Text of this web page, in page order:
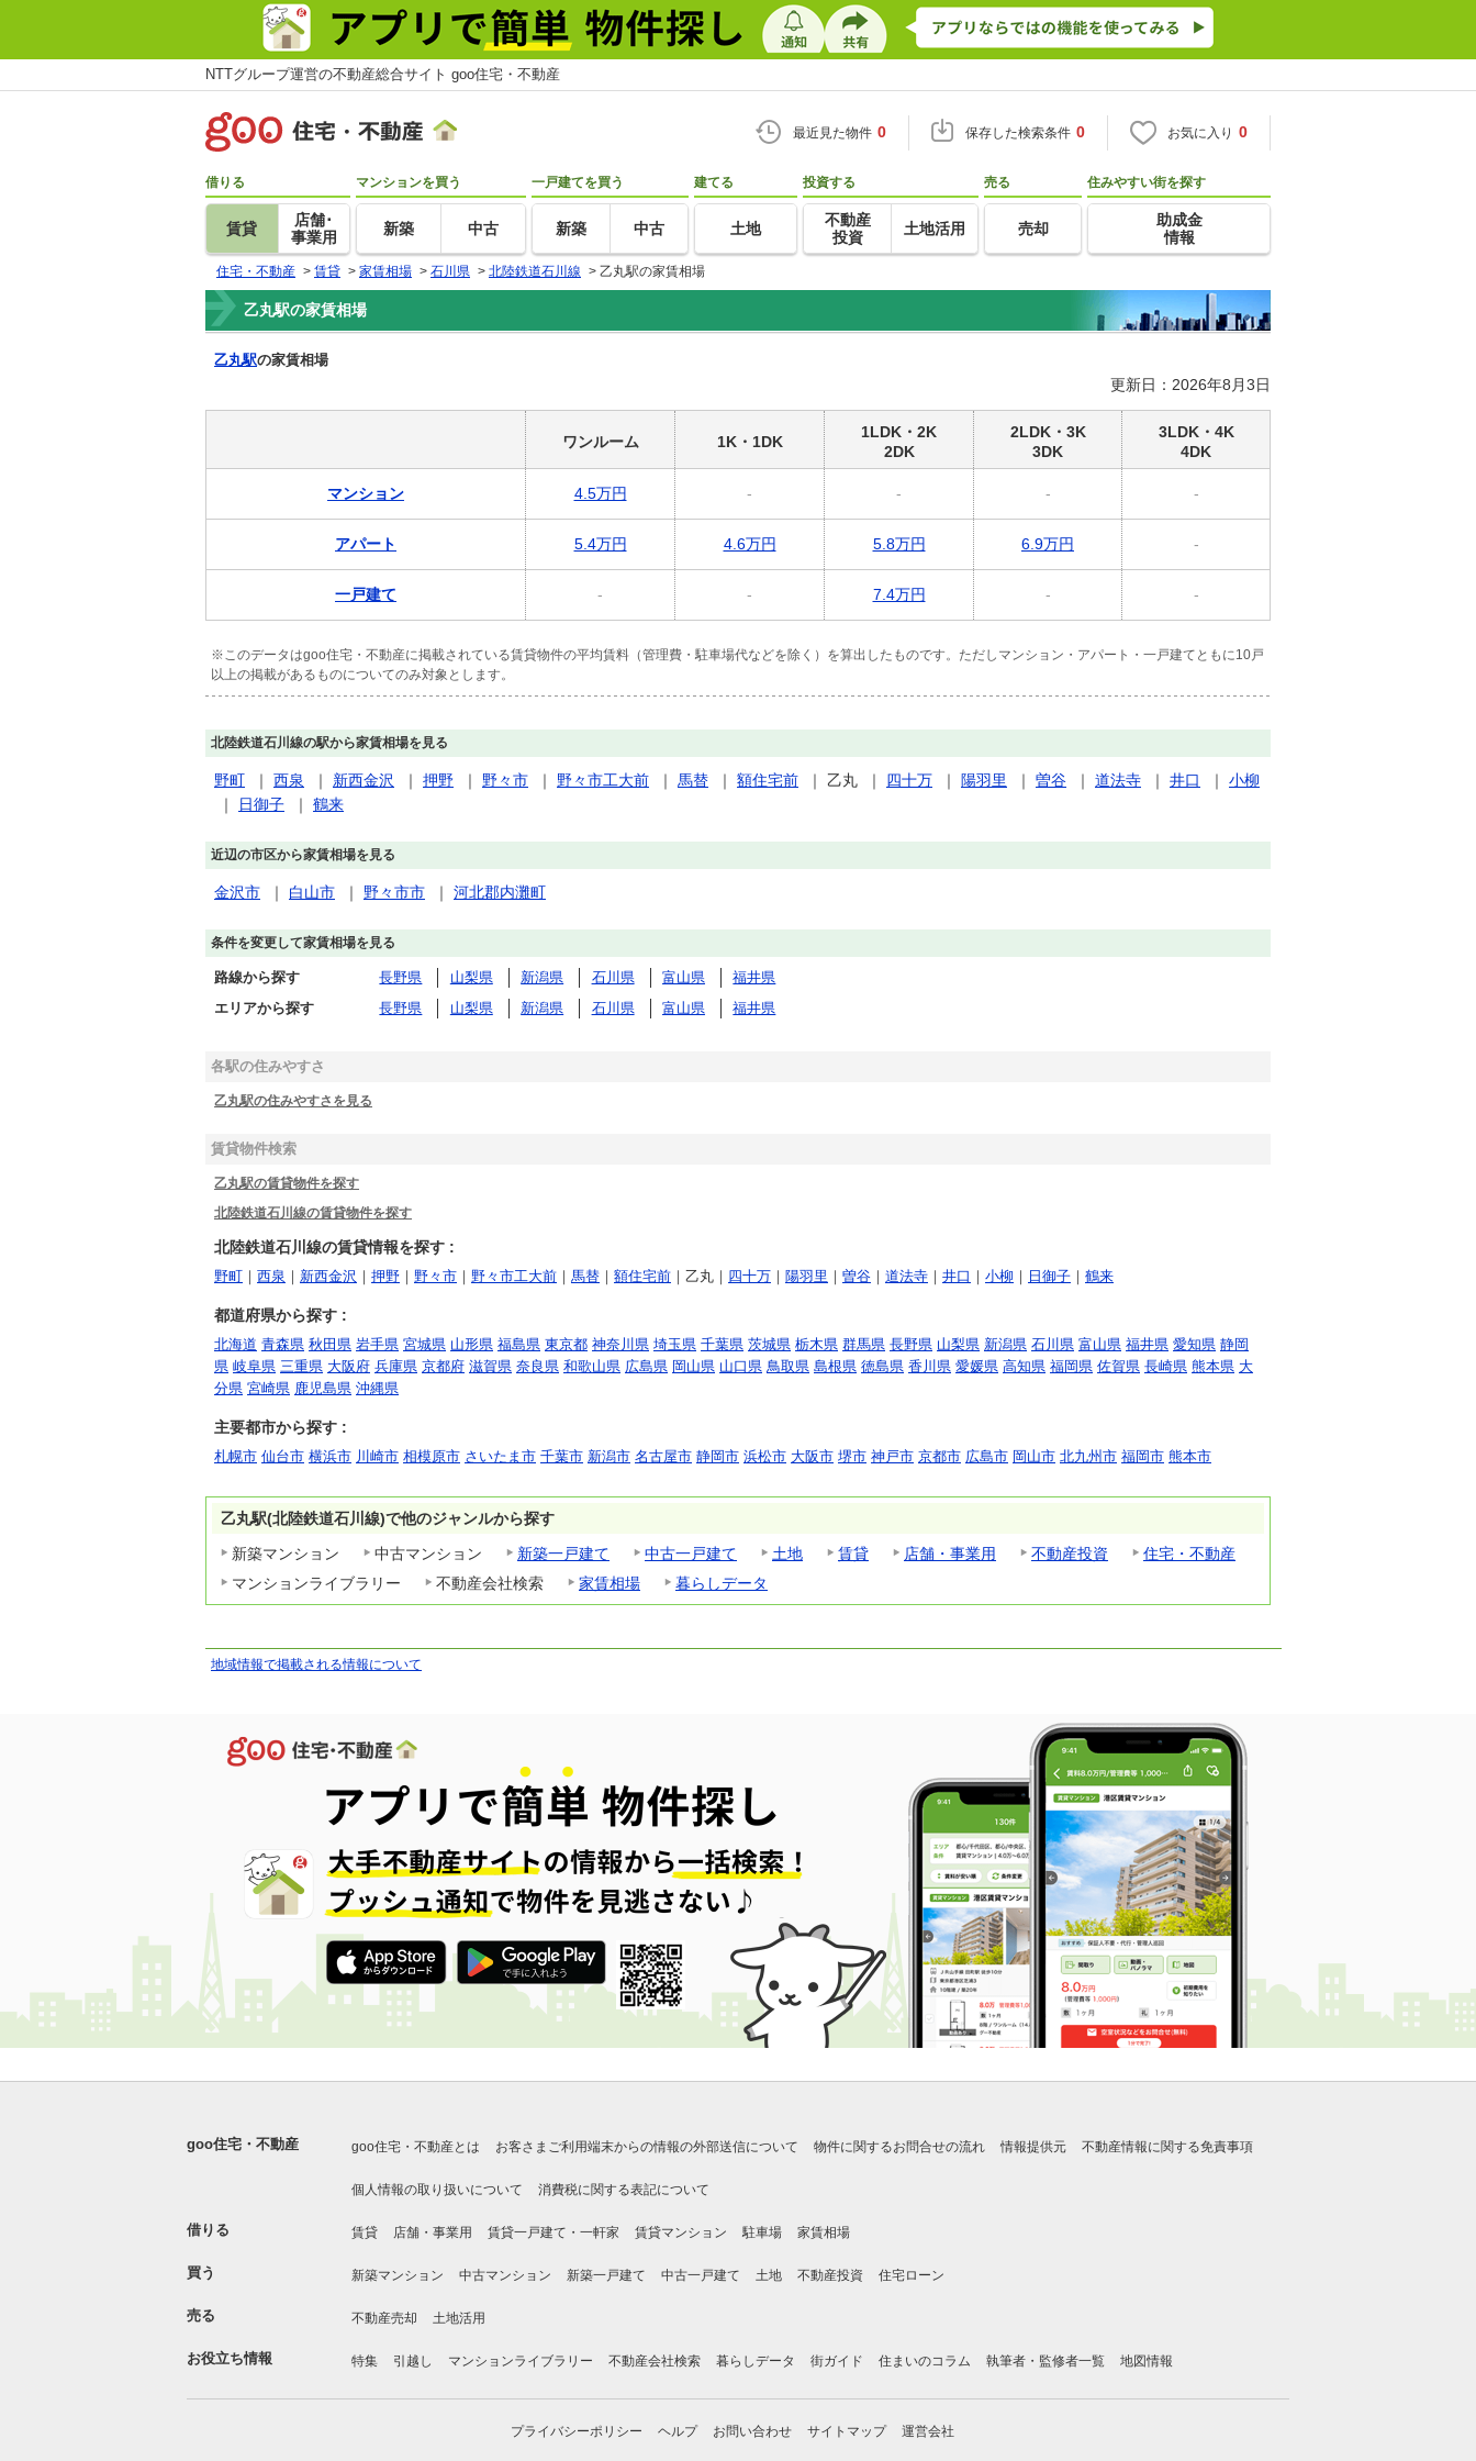
NTTグループ運営の不動産総合サイト goo住宅・不動産
最近見た物件 0 保存した検索条件 0 お気に入り 0
借りる
賃貸
店舗･
事業用
マンションを買う
新築 中古
一戸建てを買う
新築 中古
建てる
土地
投資する
不動産
投資
土地活用
売る
売却
住みやすい街を探す
助成金
情報
住宅・不動産 > 賃貸 > 家賃相場 > 石川県 > 北陸鉄道石川線 > 乙丸駅の家賃相場
乙丸駅の家賃相場
乙丸駅の家賃相場
更新日：2026年8月3日
ワンルーム 1K・1DK
1LDK・2K
2DK
2LDK・3K
3DK
3LDK・4K
4DK
マンション 4.5万円 - - - -
アパート 5.4万円 4.6万円 5.8万円 6.9万円 -
一戸建て - - 7.4万円 - -
※このデータはgoo住宅・不動産に掲載されている賃貸物件の平均賃料（管理費・駐車場代などを除く）を算出したものです。ただしマンション・アパート・一戸建てともに10戸
以上の掲載があるものについてのみ対象とします。
北陸鉄道石川線の駅から家賃相場を見る
野町 ｜ 西泉 ｜ 新西金沢 ｜ 押野 ｜ 野々市 ｜ 野々市工大前 ｜ 馬替 ｜ 額住宅前 ｜ 乙丸 ｜ 四十万 ｜ 陽羽里 ｜ 曽谷 ｜ 道法寺 ｜ 井口 ｜ 小柳
｜
日御子 ｜ 鶴来
近辺の市区から家賃相場を見る
金沢市 ｜ 白山市 ｜ 野々市市 ｜ 河北郡内灘町
条件を変更して家賃相場を見る
路線から探す 長野県 山梨県 新潟県 石川県 富山県
福井県
エリアから探す
長野県 山梨県 新潟県 石川県 富山県 福井県
各駅の住みやすさ
乙丸駅の住みやすさを見る
賃貸物件検索
乙丸駅の賃貸物件を探す
北陸鉄道石川線の賃貸物件を探す
北陸鉄道石川線の賃貸情報を探す :
野町 ｜ 西泉 ｜ 新西金沢 ｜ 押野 ｜ 野々市 ｜ 野々市工大前 ｜ 馬替 ｜ 額住宅前 ｜乙丸｜ 四十万 ｜ 陽羽里 ｜ 曽谷 ｜ 道法寺 ｜ 井口 ｜ 小柳 ｜ 日御子 ｜ 鶴来
都道府県から探す :
北海道 青森県 秋田県 岩手県 宮城県 山形県 福島県 東京都 神奈川県 埼玉県 千葉県 茨城県 栃木県 群馬県 長野県 山梨県 新潟県 石川県 富山県 福井県 愛知県 静岡
県 岐阜県 三重県 大阪府 兵庫県 京都府 滋賀県 奈良県 和歌山県 広島県 岡山県 山口県 鳥取県 島根県 徳島県 香川県 愛媛県 高知県 福岡県 佐賀県 長崎県 熊本県 大
分県 宮崎県 鹿児島県 沖縄県
主要都市から探す :
札幌市 仙台市 横浜市 川崎市 相模原市 さいたま市 千葉市 新潟市 名古屋市 静岡市 浜松市 大阪市 堺市 神戸市 京都市 広島市 岡山市 北九州市 福岡市 熊本市
乙丸駅(北陸鉄道石川線)で他のジャンルから探す
新築マンション
中古マンション 新築一戸建て 中古一戸建て 土地 賃貸 店舗・事業用 不動産投資
住宅・不動産
マンションライブラリー
不動産会社検索 家賃相場 暮らしデータ
地域情報で掲載される情報について
goo住宅・不動産 goo住宅・不動産とは お客さまご利用端末からの情報の外部送信について 物件に関するお問合せの流れ 情報提供元 不動産情報に関する免責事項
個人情報の取り扱いについて 消費税に関する表記について
借りる 賃貸 店舗・事業用 賃貸一戸建て・一軒家 賃貸マンション 駐車場 家賃相場
買う 新築マンション 中古マンション 新築一戸建て 中古一戸建て 土地 不動産投資 住宅ローン
売る 不動産売却 土地活用
お役立ち情報 特集 引越し マンションライブラリー 不動産会社検索 暮らしデータ 街ガイド 住まいのコラム 執筆者・監修者一覧 地図情報
プライバシーポリシー ヘルプ お問い合わせ サイトマップ 運営会社